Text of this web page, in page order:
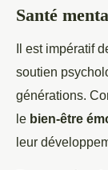
Santé
Il est impératif
soutien
générations.
le bien-être
leur